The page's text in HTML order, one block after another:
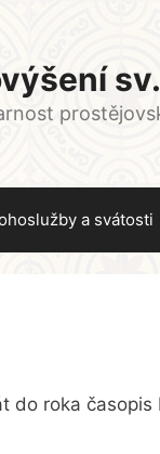
a svátosti
do roka